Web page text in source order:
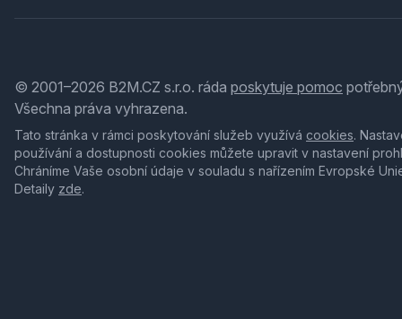
© 2001–2026 B2M.CZ s.r.o. ráda poskytuje pomoc
Všechna práva vyhrazena.
Tato stránka v rámci poskytování služeb využívá cookies.
používání a dostupnosti cookies můžete upravit v nastavení
Chráníme Vaše osobní údaje v souladu s nařízením Evropské
Detaily zde.